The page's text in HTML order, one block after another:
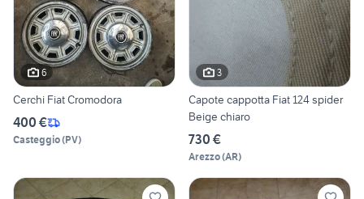
6
Cerchi Fiat Cromodora
400 €
Casteggio(PV)
3
Capote cappotta Fiat 124 spider
Beige chiaro
730 €
Arezzo(AR)